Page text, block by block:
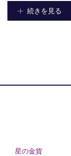
続きを見る
星の金貨